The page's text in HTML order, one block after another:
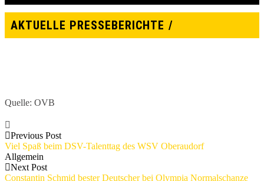
AKTUELLE PRESSEBERICHTE
Quelle: OVB
Previous Post
Viel Spaß beim DSV-Talenttag des WSV Oberaudorf
Allgemein
Next Post
Constantin Schmid bester Deutscher bei Olympia Normalschanze